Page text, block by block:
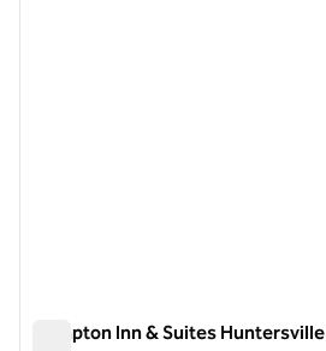
Hampton Inn & Suites Huntersville